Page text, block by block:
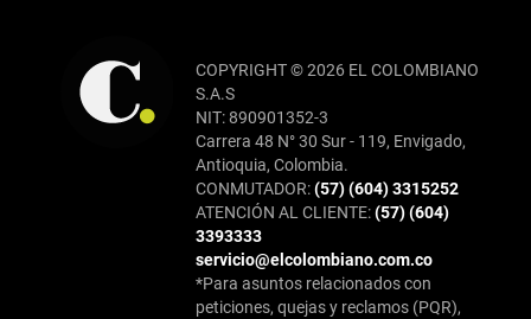
COPYRIGHT © 2026 EL COLOMBIANO
S.A.S
NIT: 890901352-3
Carrera 48 N° 30 Sur - 119, Envigado,
Antioquia, Colombia.
CONMUTADOR:(57) (604) 3315252
ATENCIÓN AL CLIENTE:(57) (604)
3393333
servicio@elcolombiano.com.co
*Para asuntos relacionados con
peticiones, quejas y reclamos (PQR),